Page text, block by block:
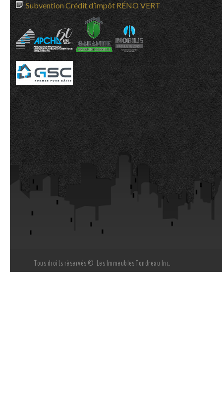
Subvention Crédit d’impôt RÉNO VERT
Tous droits réservés © Les Immeubles Tondreau Inc.